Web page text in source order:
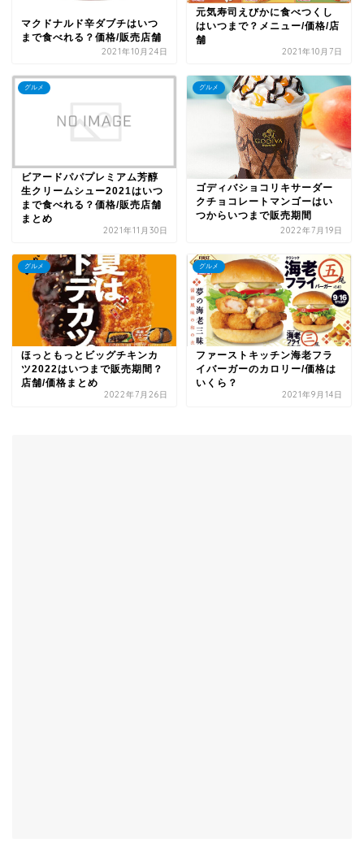
マクドナルド辛ダブチはいつ
まで食べれる？価格/販売店舗
2021年10月24日
元気寿司えびかに食べつくし
はいつまで？メニュー/価格/店
舗
2021年10月7日
グルメ
ビアードパパプレミアム芳醇
生クリームシュー2021はいつ
まで食べれる？価格/販売店舗
まとめ
2021年11月30日
グルメ
ゴディバショコリキサーダー
クチョコレートマンゴーはい
つからいつまで販売期間
2022年7月19日
グルメ
ほっともっとビッグチキンカ
ツ2022はいつまで販売期間？
店舗/価格まとめ
2022年7月26日
グルメ
ファーストキッチン海老フラ
イバーガーのカロリー/価格は
いくら？
2021年9月14日